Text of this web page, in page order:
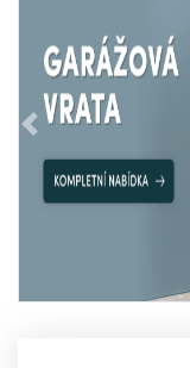
Předchozí